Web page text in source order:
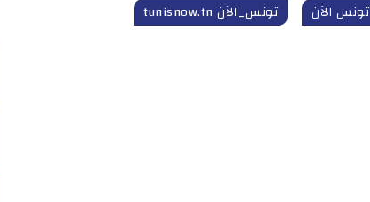
تونس الآن تونس_الآن tunisnow.tn